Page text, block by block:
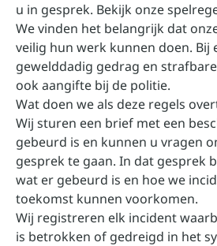
u in gesprek. Bekijk onze
We vinden het belangrijk dat
veilig hun werk kunnen doen. Bij
gewelddadig gedrag en
ook aangifte bij de politie.
Wat doen we als deze regels
Wij sturen een brief met een
gebeurd is en kunnen u vragen
gesprek te gaan. In dat gesprek
wat er gebeurd is en hoe we
toekomst kunnen voorkomen.
Wij registreren elk incident
is betrokken of gedreigd in het